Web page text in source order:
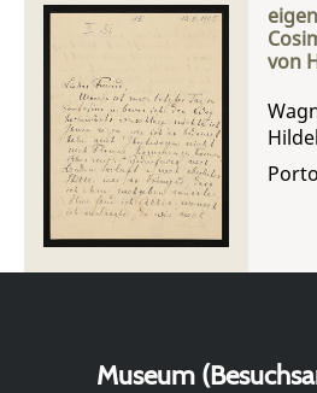
von
Museum